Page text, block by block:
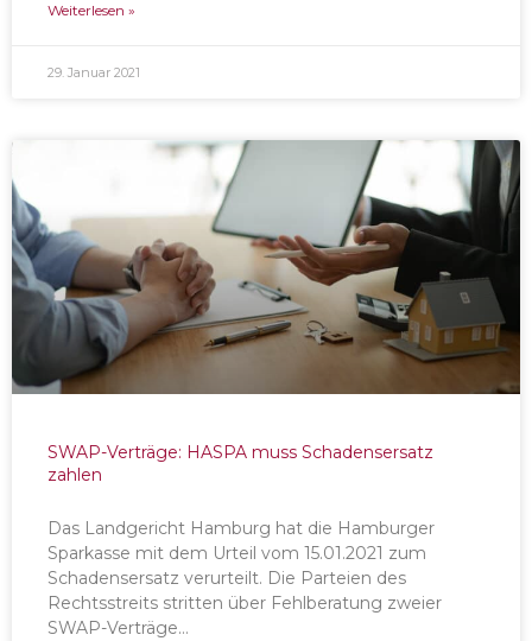
Weiterlesen »
29. Januar 2021
SWAP-Verträge: HASPA muss Schadensersatz
zahlen
Das Landgericht Hamburg hat die Hamburger
Sparkasse mit dem Urteil vom 15.01.2021 zum
Schadensersatz verurteilt. Die Parteien des
Rechtsstreits stritten über Fehlberatung zweier
SWAP-Verträge…